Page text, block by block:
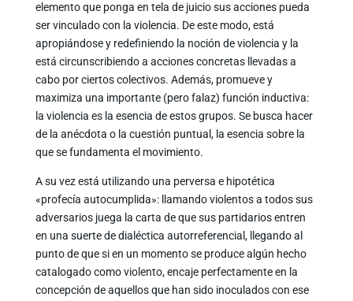
elemento que ponga en tela de juicio sus acciones pueda
ser vinculado con la violencia. De este modo, está
apropiándose y redefiniendo la noción de violencia y la
está circunscribiendo a acciones concretas llevadas a
cabo por ciertos colectivos. Además, promueve y
maximiza una importante (pero falaz) función inductiva:
la violencia es la esencia de estos grupos. Se busca hacer
de la anécdota o la cuestión puntual, la esencia sobre la
que se fundamenta el movimiento.
A su vez está utilizando una perversa e hipotética
«profecía autocumplida»: llamando violentos a todos sus
adversarios juega la carta de que sus partidarios entren
en una suerte de dialéctica autorreferencial, llegando al
punto de que si en un momento se produce algún hecho
catalogado como violento, encaje perfectamente en la
concepción de aquellos que han sido inoculados con ese